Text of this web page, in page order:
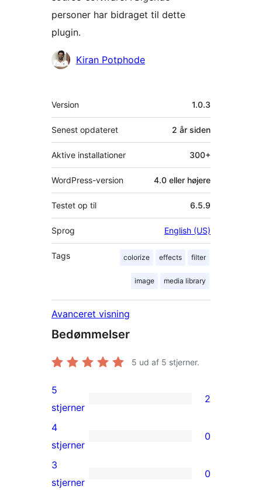
personer har bidraget til dette
plugin.
Bidragsydere
Kiran Potphode
Meta
Version 1.0.3
Senest opdateret 2 år siden
Aktive installationer 300+
WordPress-version 4.0 eller højere
Testet op til 6.5.9
Sprog English (US)
Tags colorize effects filter
image media library
Avanceret visning
Bedømmelser
5 ud af 5 stjerner.
2
5-
stjernet
anmeldelser
5
stjerner
2
0
4-
stjernet
4
stjerner
0
0
3
stjerner
0